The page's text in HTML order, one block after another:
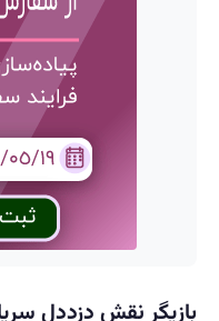
بازیگر نقش دزددل